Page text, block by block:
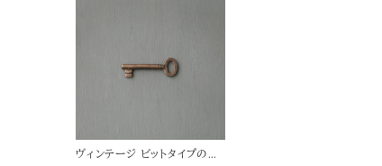
ヴィンテージ ビットタイプのカ